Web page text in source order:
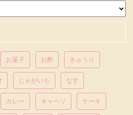
お菓子 お酢 きゅうり
じゃがいも なす
カレー キャベツ ケーキ